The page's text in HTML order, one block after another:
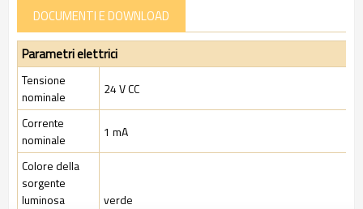
DOCUMENTI E DOWNLOAD
Parametri elettrici
Tensione
nominale
24 V CC
Corrente
nominale
1 mA
Colore della
sorgente
luminosa
verde